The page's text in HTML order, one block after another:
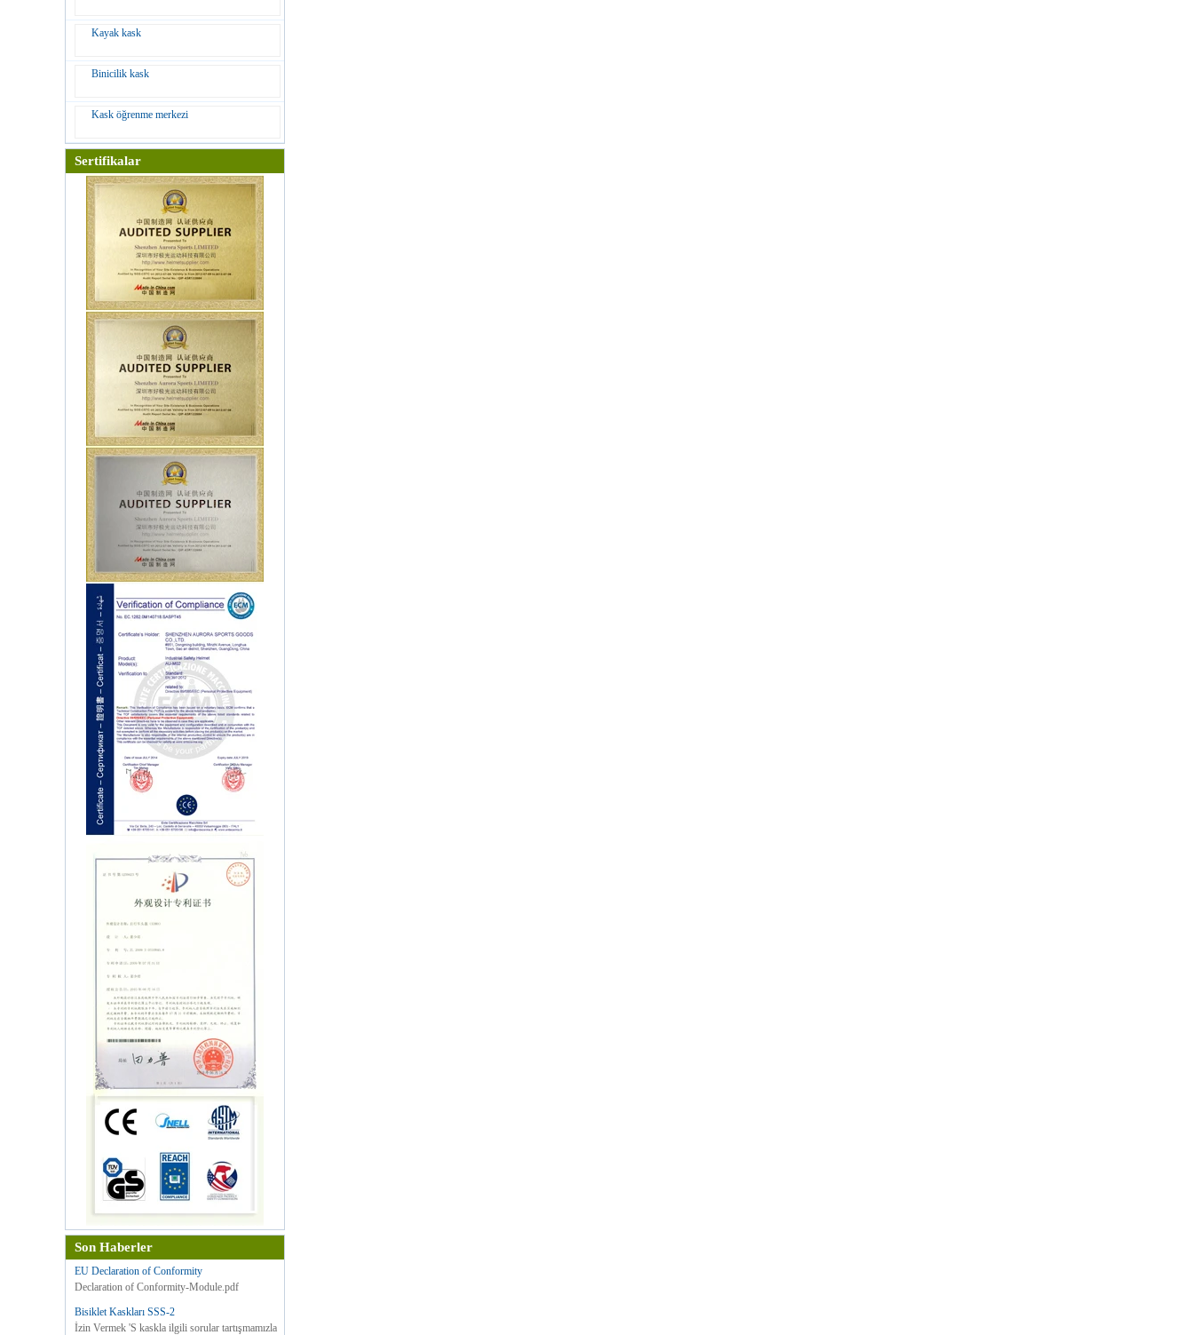
Kayak kask
Binicilik kask
Kask öğrenme merkezi
Sertifikalar
Son Haberler
EU Declaration of Conformity
Declaration of Conformity-Module.pdf
Bisiklet Kaskları SSS-2
İzin Vermek 'S kaskla ilgili sorular tartışmamızla